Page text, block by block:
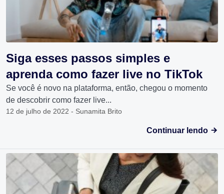
Siga esses passos simples e
aprenda como fazer live no TikTok
Se você é novo na plataforma, então, chegou o momento
de descobrir como fazer live...
12 de julho de 2022 - Sunamita Brito
Continuar lendo